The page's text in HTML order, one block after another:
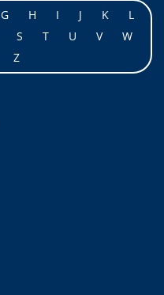
G H I J K
L
S T U V
W
Z